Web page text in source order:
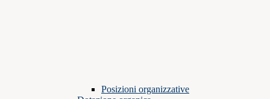
Posizioni organizzative